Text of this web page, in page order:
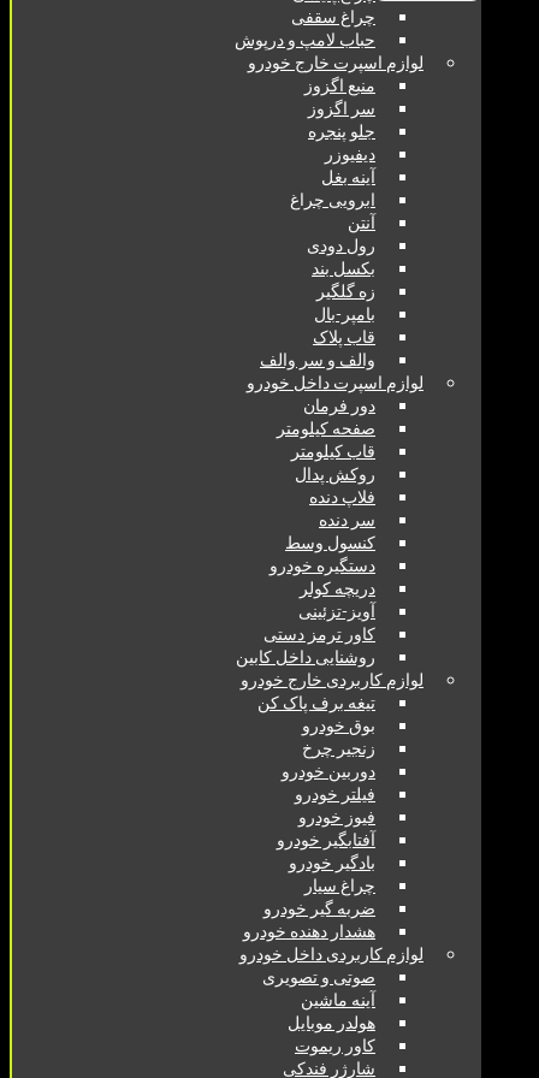
چراغ سقفی
حباب لامپ و درپوش
لوازم اسپرت خارج خودرو
منبع اگزوز
سر اگزوز
جلو پنجره
ابرویی چراغ
رول دودی
بکسل بند
زه گلگیر
بامپر-بال
قاب پلاک
والف و سر والف
لوازم اسپرت داخل خودرو
دور فرمان
صفحه کیلومتر
قاب کیلومتر
روکش پدال
فلاپ دنده
سر دنده
کنسول وسط
دستگیره خودرو
دریچه کولر
آویز-تزئینی
کاور ترمز دستی
روشنایی داخل کابین
لوازم کاربردی خارج خودرو
تیغه برف پاک کن
بوق خودرو
زنجیر چرخ
دوربین خودرو
فیلتر خودرو
فیوز خودرو
آفتابگیر خودرو
بادگیر خودرو
چراغ سیار
ضربه گیر خودرو
هشدار دهنده خودرو
لوازم کاربردی داخل خودرو
صوتی و تصویری
آینه ماشین
هولدر موبایل
کاور ریموت
شارژر فندکی